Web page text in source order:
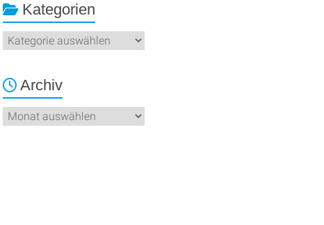
Kategorien
Kategorien
Archiv
Archiv